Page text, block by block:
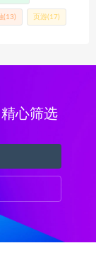
(13) 页游(17)
心筛选